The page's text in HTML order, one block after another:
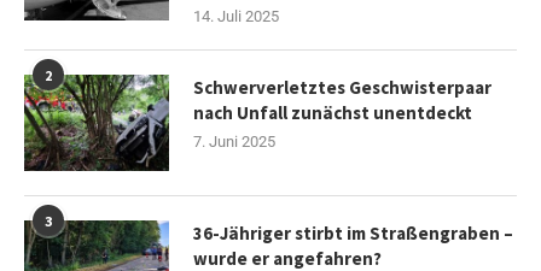
14. Juli 2025
2
Schwerverletztes Geschwisterpaar
nach Unfall zunächst unentdeckt
7. Juni 2025
3
36-Jähriger stirbt im Straßengraben –
wurde er angefahren?